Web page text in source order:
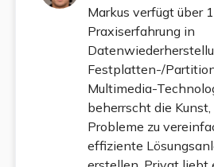
Markus verfügt über
Praxiserfahrung in
Festplatten-/
Multimedia-
beherrscht die
Probleme zu
effiziente